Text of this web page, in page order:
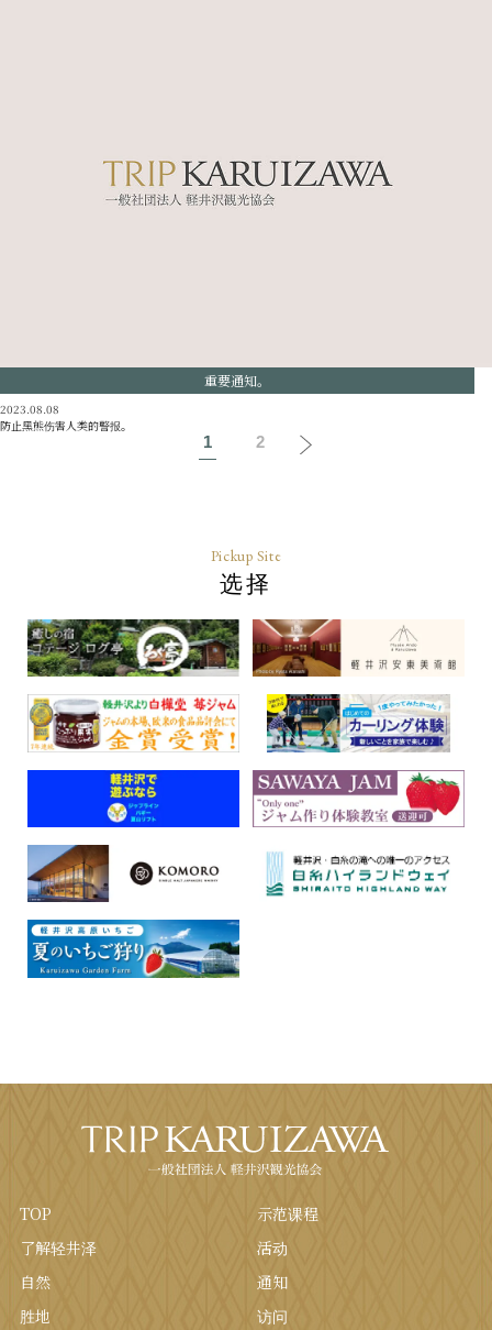
重要通知。
2023.08.08
防止黑熊伤害人类的警报。
1 2
Pickup Site
选择
TOP
了解轻井泽
自然
胜地
示范课程
活动
通知
访问